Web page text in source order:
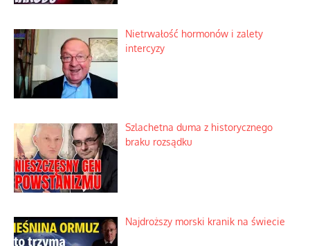
Nietrwałość hormonów i zalety
intercyzy
Szlachetna duma z historycznego
braku rozsądku
Najdroższy morski kranik na świecie